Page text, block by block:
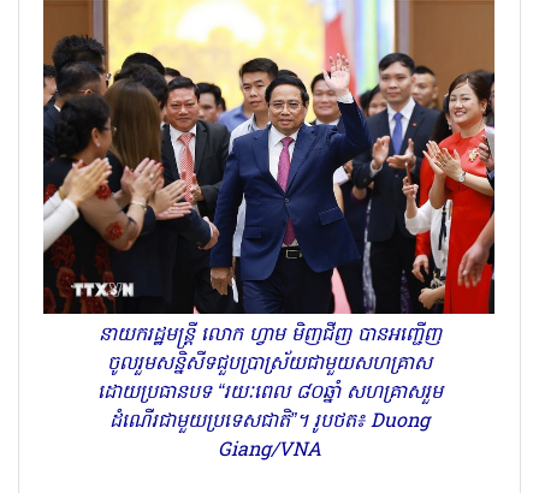
នាយករដ្ឋមន្ត្រី លោក ហ្វាម មិញជីញ បានអញ្ជើញ
ចូលរួមសន្និសីទជួបប្រាស្រ័យជាមួយសហគ្រាស
ដោយប្រធានបទ “រយៈពេល ៨០ឆ្នាំ សហគ្រាសរួម
ដំណើរជាមួយប្រទេសជាតិ”។ រូបថត៖ Duong
Giang/VNA